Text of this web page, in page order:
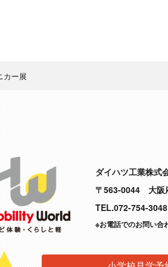
カー展
ダイハツ工業株式
〒563-0044 大阪
TEL.072-754-3048
※お電話でのお問い合